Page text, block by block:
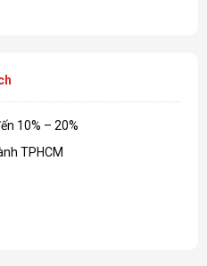
10% – 20%
TPHCM